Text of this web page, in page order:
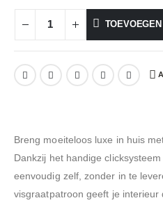
Breng moeiteloos luxe in huis
Dankzij het handige
eenvoudig zelf, zonder in te
visgraatpatroon geeft je interieur